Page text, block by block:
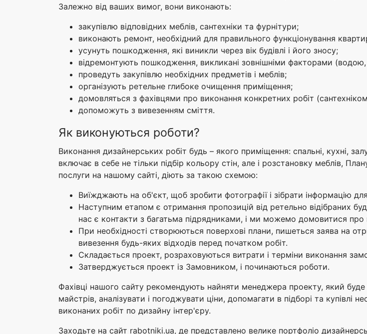
Залежно від ваших вимог, вони виконають:
закупівлю відповідних меблів, сантехніки та фурнітури;
виконають ремонт, необхідний для правильного функціонування
усунуть пошкодження, які виникли через вік будівлі і його зносу;
відремонтують пошкодження, викликані зовнішніми факторами (водою,
проведуть закупівлю необхідних предметів і меблів;
організують ретельне глибоке очищення приміщення;
домовляться з фахівцями про виконання конкретних робіт
допоможуть з вивезенням сміття.
Як виконуються роботи?
Виконання дизайнерських робіт будь – якого приміщення: спальні, кухні,
включає в себе не тільки підбір кольору стін, але і розстановку меблів,
послуги на нашому сайті, діють за такою схемою:
Виїжджають на об'єкт, щоб зробити фотографії і зібрати інформацію
Наступним етапом є отримання пропозицій від ретельно відібраних
нас є контакти з багатьма підрядниками, і ми можемо домовитися про
При необхідності створюються поверхові плани, пишеться заява на
вивезення будь-яких відходів перед початком робіт.
Складається проект, розраховуються витрати і терміни виконання
Затверджується проект із Замовником, і починаються роботи.
Фахівці нашого сайту рекомендують найняти менеджера проекту, який
майстрів, аналізувати і погоджувати ціни, допомагати в підборі та купівлі
виконаних робіт по дизайну інтер'єру.
Заходьте на сайт rabotniki.ua, де представлено велике портфоліо